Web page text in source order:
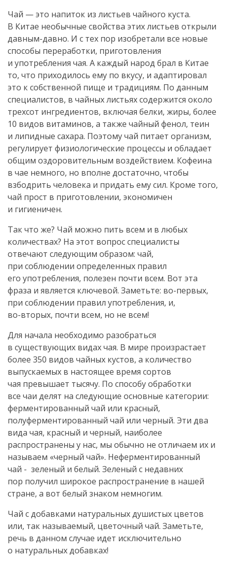
Чай — это напиток из листьев чайного куста.
В Китае необычные свойства этих листьев открыли
давным-давно. И с тех пор изобретали все новые
способы переработки, приготовления
и употребления чая. А каждый народ брал в Китае
то, что приходилось ему по вкусу, и адаптировал
это к собственной пище и традициям. По данным
специалистов, в чайных листьях содержится около
трехсот ингредиентов, включая белки, жиры, более
10 видов витаминов, а также чайный фенол, теин
и липидные сахара. Поэтому чай питает организм,
регулирует физиологические процессы и обладает
общим оздоровительным воздействием. Кофеина
в чае немного, но вполне достаточно, чтобы
взбодрить человека и придать ему сил. Кроме того,
чай прост в приготовлении, экономичен
и гигиеничен.
Так что же? Чай можно пить всем и в любых
количествах? На этот вопрос специалисты
отвечают следующим образом: чай,
при соблюдении определенных правил
его употребления, полезен почти всем. Вот эта
фраза и является ключевой. Заметьте: во-первых,
при соблюдении правил употребления, и,
во-вторых, почти всем, но не всем!
Для начала необходимо разобраться
в существующих видах чая. В мире произрастает
более 350 видов чайных кустов, а количество
выпускаемых в настоящее время сортов
чая превышает тысячу. По способу обработки
все чаи делят на следующие основные категории:
ферментированный чай или красный,
полуферментированный чай или черный. Эти два
вида чая, красный и черный, наиболее
распространены у нас, мы обычно не отличаем их и
называем «черный чай». Неферментированный
чай - зеленый и белый. Зеленый с недавних
пор получил широкое распространение в нашей
стране, а вот белый знаком немногим.
Чай с добавками натуральных душистых цветов
или, так называемый, цветочный чай. Заметьте,
речь в данном случае идет исключительно
о натуральных добавках!